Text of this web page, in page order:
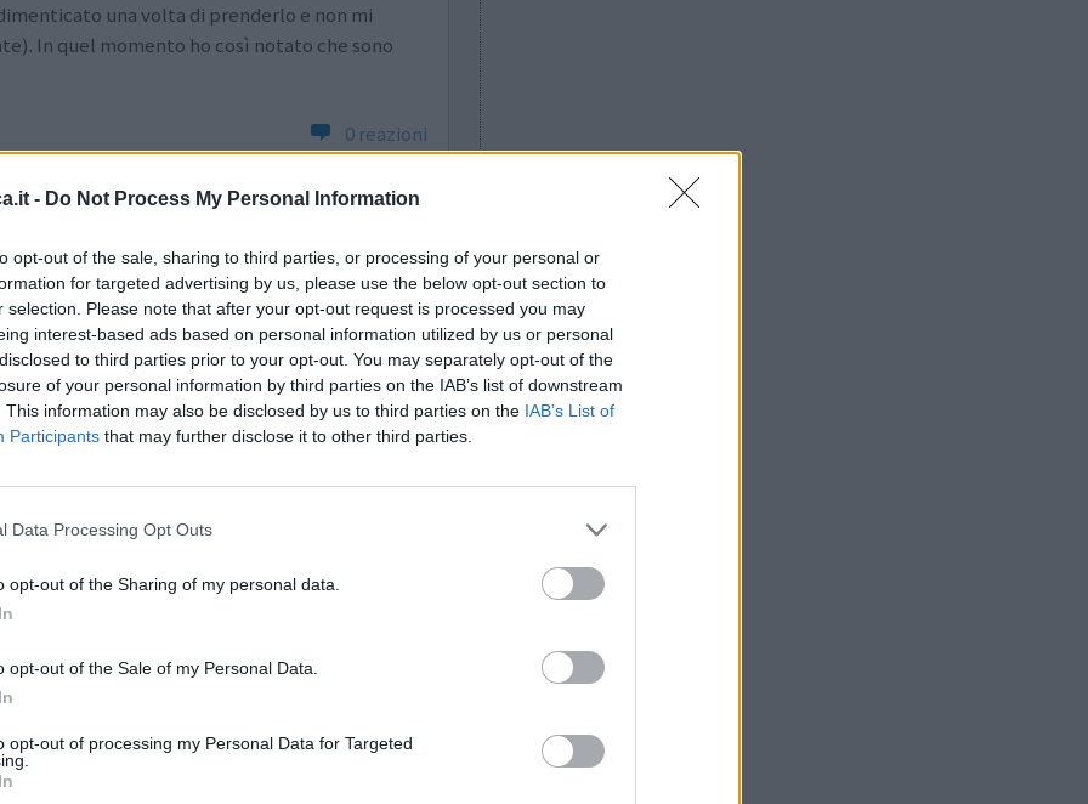
- Do Not Process My Personal Information
opt-out of the sale, sharing to third parties, or processing of your personal or
for targeted advertising by us, please use the below opt-out section to
selection. Please note that after your opt-out request is processed you may
interest-based ads based on personal information utilized by us or personal
to third parties prior to your opt-out. You may separately opt-out of the
of your personal information by third parties on the IAB’s list of downstream
This information may also be disclosed by us to third parties on the IAB’s List of
Participants that may further disclose it to other third parties.
Data Processing Opt Outs
opt-out of the Sharing of my personal data.
opt-out of the Sale of my Personal Data.
opt-out of processing my Personal Data for Targeted
una volta di prenderlo e non mi
In quel momento ho così notato che sono
0 reazioni
Efficacia
Quantità effetti collaterali
il
basso,
di Glimepiride avevo mal di testa, che anche
faccio ora?